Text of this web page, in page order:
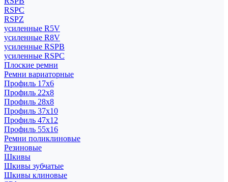
RSPC
RSPZ
усиленные R5V
усиленные R8V
усиленные RSPB
усиленные RSPC
Плоские ремни
Ремни вариаторные
Профиль 17x6
Профиль 22x8
Профиль 28x8
Профиль 37x10
Профиль 47x12
Профиль 55x16
Ремни поликлиновые
Резиновые
Шкивы
Шкивы зубчатые
Шкивы клиновые